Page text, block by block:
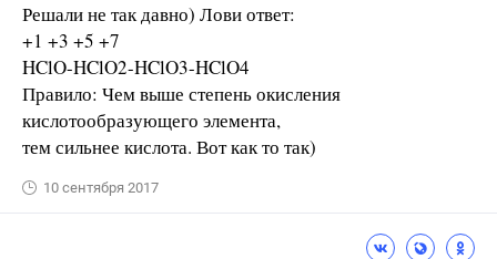
Решали не так давно) Лови ответ:
+1 +3 +5 +7
HClO-HClO2-HClO3-HClO4
Правило: Чем выше степень окисления
кислотообразующего элемента,
тем сильнее кислота. Вот как то так)
10 сентября 2017